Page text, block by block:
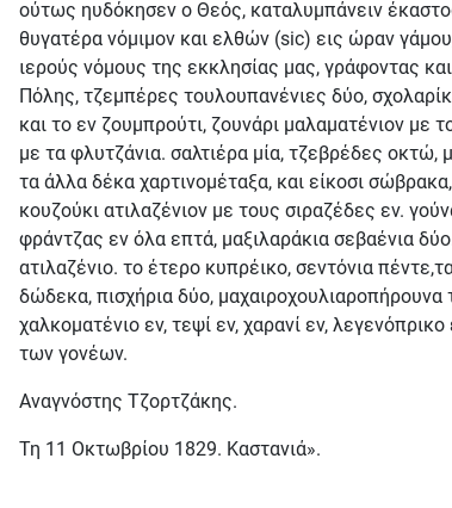
ούτως ηυδόκησεν ο Θεός, καταλυμπάνειν
θυγατέρα νόμιμον και ελθών (sic) εις ώραν
ιερούς νόμους της εκκλησίας μας, γράφοντας
Πόλης, τζεμπέρες τουλουπανένιες δύο,
και το εν ζουμπρούτι, ζουνάρι μαλαματένιον με
με τα φλυτζάνια. σαλτιέρα μία, τζεβρέδες
τα άλλα δέκα χαρτινομέταξα, και είκοσι
κουζούκι ατιλαζένιον με τους σιραζέδες εν.
φράντζας εν όλα επτά, μαξιλαράκια σεβαένια
ατιλαζένιο. το έτερο κυπρέικο, σεντόνια
δώδεκα, πισχήρια δύο,
χαλκοματένιο εν, τεψί εν, χαρανί εν,
των γονέων.
Αναγνόστης Τζορτζάκης.
Τη 11 Οκτωβρίου 1829. Καστανιά».